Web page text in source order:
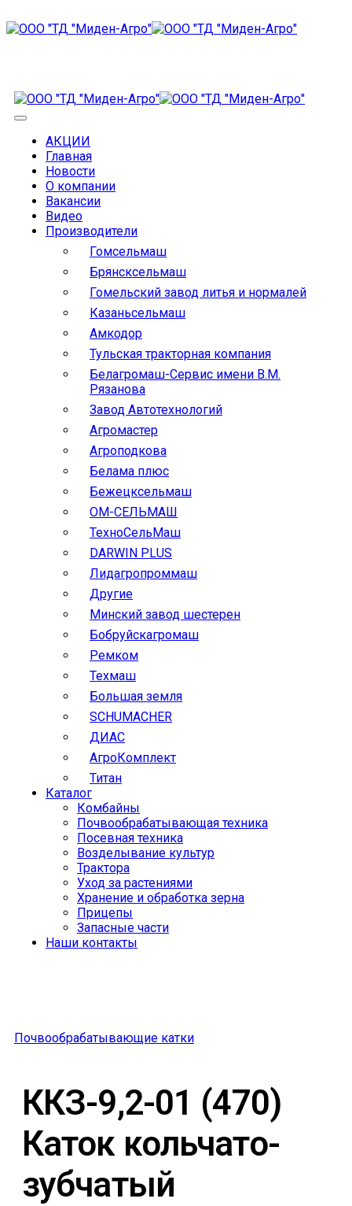
АКЦИИ
Главная
Новости
О компании
Вакансии
Видео
Производители
Гомсельмаш
Брянсксельмаш
Гомельский завод литья и нормалей
Казаньсельмаш
Амкодор
Тульская тракторная компания
Белагромаш-Сервис имени В.М.
Рязанова
Завод Автотехнологий
Агромастер
Агроподкова
Белама плюс
Бежецксельмаш
ОМ-СЕЛЬМАШ
ТехноСельМаш
DARWIN PLUS
Лидагропроммаш
Другие
Минский завод шестерен
Бобруйскагромаш
Ремком
Техмаш
Большая земля
SCHUMACHER
ДИАС
АгроКомплект
Титан
Каталог
Комбайны
Почвообрабатывающая техника
Посевная техника
Возделывание культур
Трактора
Уход за растениями
Хранение и обработка зерна
Прицепы
Запасные части
Наши контакты
Почвообрабатывающие катки
ККЗ-9,2-01 (470)
Каток кольчато-
зубчатый